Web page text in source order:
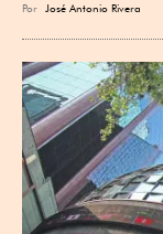
Por José Antonio Rivera